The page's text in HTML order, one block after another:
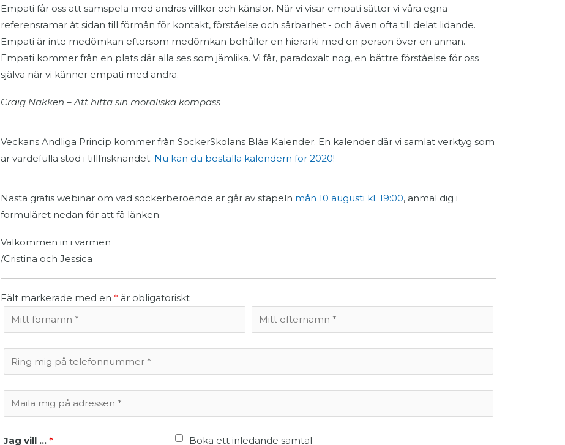
Empati får oss att samspela med andras villkor och känslor. När vi visar empati sätter vi våra egna
referensramar åt sidan till förmån för kontakt, förståelse och sårbarhet.- och även ofta till delat lidande.
Empati är inte medömkan eftersom medömkan behåller en hierarki med en person över en annan.
Empati kommer från en plats där alla ses som jämlika. Vi får, paradoxalt nog, en bättre förståelse för oss
själva när vi känner empati med andra.
Craig Nakken – Att hitta sin moraliska kompass
Veckans Andliga Princip kommer från SockerSkolans Blåa Kalender. En kalender där vi samlat verktyg som
är värdefulla stöd i tillfrisknandet. Nu kan du beställa kalendern för 2020!
Nästa gratis webinar om vad sockerberoende är går av stapeln mån 10 augusti kl. 19:00, anmäl dig i
formuläret nedan för att få länken.
Välkommen in i värmen
/Cristina och Jessica
Fält markerade med en * är obligatoriskt
Jag vill ... *
Boka ett inledande samtal